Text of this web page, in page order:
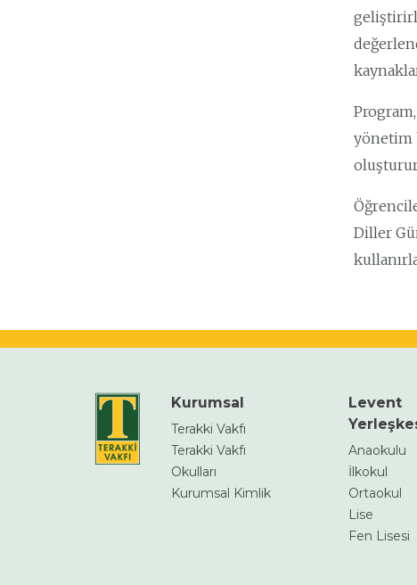
yönetim
Diller
Kurumsal
Terakki Vakfı
Terakki Vakfı
Okulları
Kurumsal Kimlik
Levent
Anaokulu
İlkokul
Ortaokul
Lise
Fen Lisesi